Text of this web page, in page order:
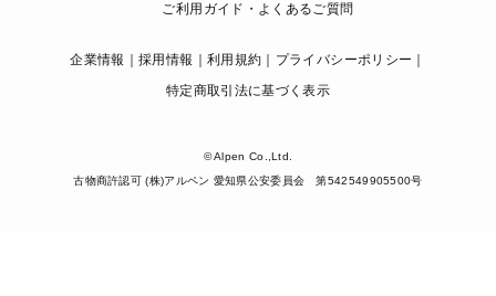
ご利用ガイド・よくあるご質問
企業情報 採用情報 利用規約
プライバシーポリシー
特定商取引法に基づく表示
© Alpen Co.,Ltd.
古物商許認可 (株)アルペン 愛知県公安委員会 第542549905500号